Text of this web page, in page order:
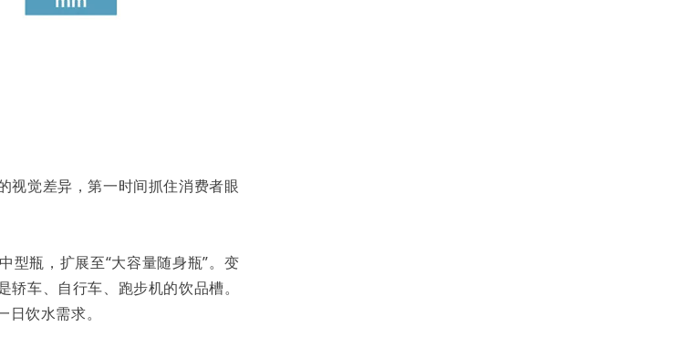
视觉差异，第一时间抓住消费者眼
型瓶，扩展至“大容量随身瓶”。变
车、自行车、跑步机的饮品槽。
饮水需求。